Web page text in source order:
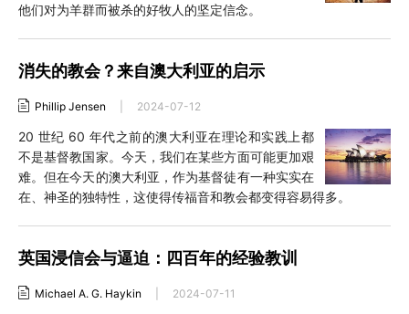
他们对为羊群而被杀的好牧人的坚定信念。
消失的教会？来自澳大利亚的启示
Phillip Jensen 2024-07-12
20 世纪 60 年代之前的澳大利亚在理论和实践上都
不是基督教国家。今天，我们在某些方面可能更加艰
难。但在今天的澳大利亚，作为基督徒有一种实实在
在、神圣的独特性，这使得传福音和教会都变得容易得多。
英国浸信会与逼迫：四百年的经验教训
Michael A. G. Haykin 2024-07-11